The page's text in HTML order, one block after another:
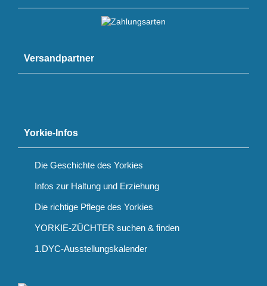
Versandpartner
Yorkie-Infos
Die Geschichte des Yorkies
Infos zur Haltung und Erziehung
Die richtige Pflege des Yorkies
YORKIE-ZÜCHTER suchen & finden
1.DYC-Ausstellungskalender